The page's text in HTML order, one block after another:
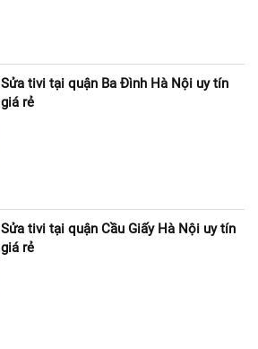
Sửa tivi tại quận Ba Đình Hà Nội uy tín
giá rẻ
Sửa tivi tại quận Cầu Giấy Hà Nội uy tín
giá rẻ